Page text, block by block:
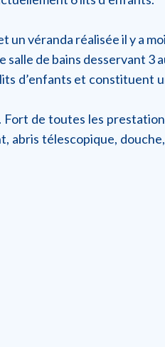
véranda réalisée il y a
de bains desservant 3
d’enfants et constituent
de toutes les
abris télescopique,